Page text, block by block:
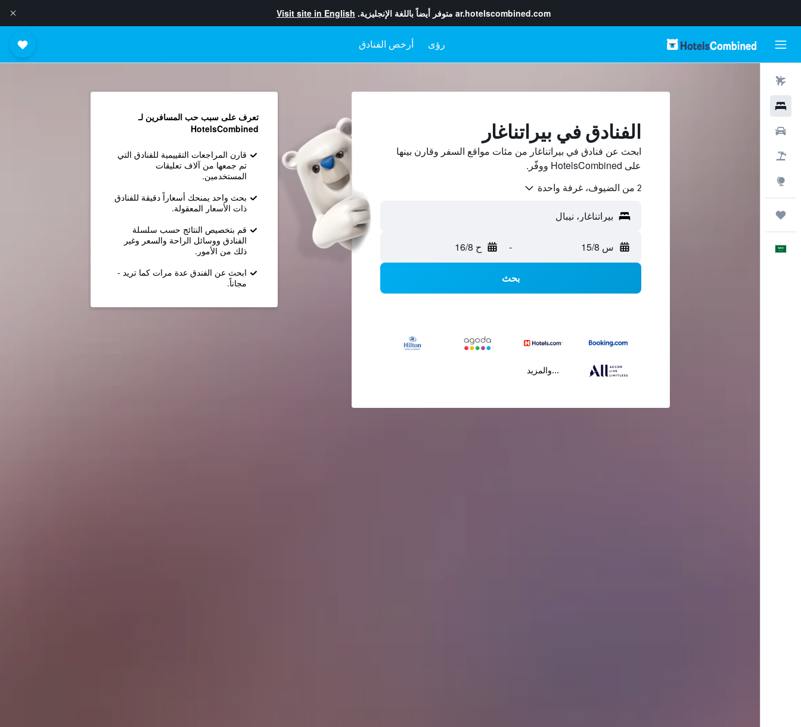
ar.hotelscombined.com متوفر أيضاً باللغة الإنجليزية. Visit site in English
رؤى أرخص الفنادق
الفنادق في بيراتناغار
ابحث عن فنادق في بيراتناغار من مئات مواقع السفر وقارن بينها
على HotelsCombined ووفّر.
2 من الضيوف، غرفة واحدة
س 15/8 - ح 16/8
بحث
...والمزيد
تعرف على سبب حب المسافرين لـ
HotelsCombined
قارن المراجعات التقييمية للفنادق التي
تم جمعها من آلاف تعليقات
المستخدمين.
بحث واحد يمنحك أسعاراً دقيقة للفنادق
ذات الأسعار المعقولة.
قم بتخصيص النتائج حسب سلسلة
الفنادق ووسائل الراحة والسعر وغير
ذلك من الأمور.
ابحث عن الفندق عدة مرات كما تريد -
مجاناً.